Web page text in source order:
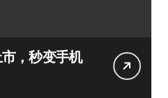
，秒变手机